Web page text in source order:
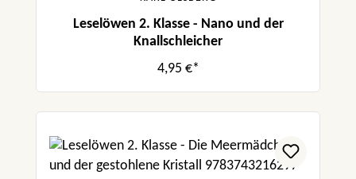
Leselöwen 2. Klasse - Nano und der
Knallschleicher
4,95 €*